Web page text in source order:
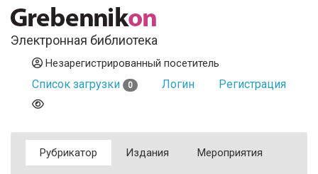
Электронная библиотека
Незарегистрированный посетитель
Список загрузки 0 Логин Регистрация
Рубрикатор Издания Мероприятия